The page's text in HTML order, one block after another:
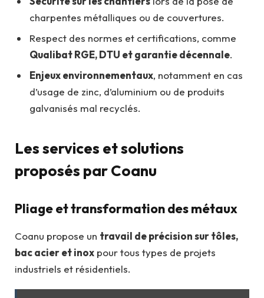
charpentes métalliques ou de couvertures.
Respect des normes et certifications, comme
Qualibat RGE, DTU et garantie décennale.
Enjeux environnementaux, notamment en cas
d’usage de zinc, d’aluminium ou de produits
galvanisés mal recyclés.
Les services et solutions
proposés par Coanu
Pliage et transformation des métaux
Coanu propose un travail de précision sur tôles,
bac acier et inox pour tous types de projets
industriels et résidentiels.